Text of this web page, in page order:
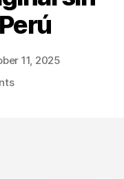
11, 2025
on